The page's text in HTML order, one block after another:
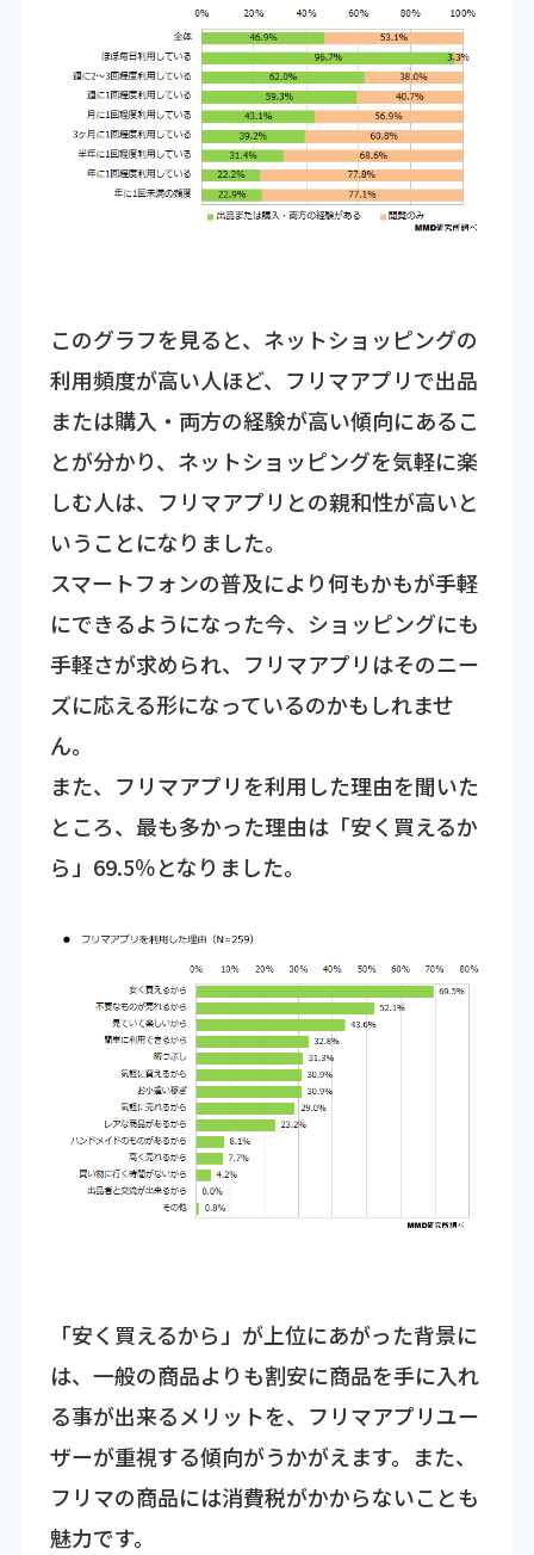
このグラフを見ると、ネットショッピングの
利用頻度が高い人ほど、フリマアプリで出品
または購入・両方の経験が高い傾向にあるこ
とが分かり、ネットショッピングを気軽に楽
しむ人は、フリマアプリとの親和性が高いと
いうことになりました。
スマートフォンの普及により何もかもが手軽
にできるようになった今、ショッピングにも
手軽さが求められ、フリマアプリはそのニー
ズに応える形になっているのかもしれませ
ん。
また、フリマアプリを利用した理由を聞いた
ところ、最も多かった理由は「安く買えるか
ら」69.5％となりました。
「安く買えるから」が上位にあがった背景に
は、一般の商品よりも割安に商品を手に入れ
る事が出来るメリットを、フリマアプリユー
ザーが重視する傾向がうかがえます。また、
フリマの商品には消費税がかからないことも
魅力です。